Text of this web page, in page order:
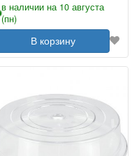
в наличии на 10 августа
(пн)
В корзину